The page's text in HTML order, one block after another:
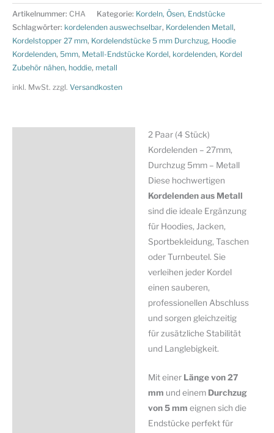
(4
Stück)
Kordelenden
-
27mm,
Durchzug
Artikelnummer: CHA Kategorie: Kordeln, Ösen, Endstücke
Schlagwörter: kordelenden auswechselbar, Kordelenden Metall,
Kordelstopper 27 mm, Kordelendstücke 5 mm Durchzug, Hoodie
Kordelenden, 5mm, Metall-Endstücke Kordel, kordelenden, Kordel
Zubehör nähen, hoddie, metall
inkl. MwSt. zzgl. Versandkosten
2 Paar (4 Stück)
Kordelenden – 27mm,
Durchzug 5mm – Metall
Diese hochwertigen
Kordelenden aus Metall
sind die ideale Ergänzung
für Hoodies, Jacken,
Sportbekleidung, Taschen
oder Turnbeutel. Sie
verleihen jeder Kordel
einen sauberen,
professionellen Abschluss
und sorgen gleichzeitig
für zusätzliche Stabilität
und Langlebigkeit.
Mit einer Länge von 27
mm und einem Durchzug
von 5 mm eignen sich die
Endstücke perfekt für